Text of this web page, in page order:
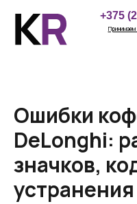
Принимаем
+375
Ошибки
DeLonghi:
значков,
устранения